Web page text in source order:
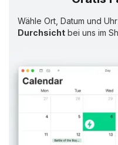
Wähle Ort, Datum und
Durchsicht bei uns im